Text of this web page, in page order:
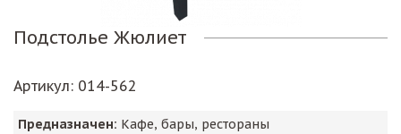
Подстолье Жюлиет
Артикул: 014-562
Предназначен: Кафе, бары, рестораны